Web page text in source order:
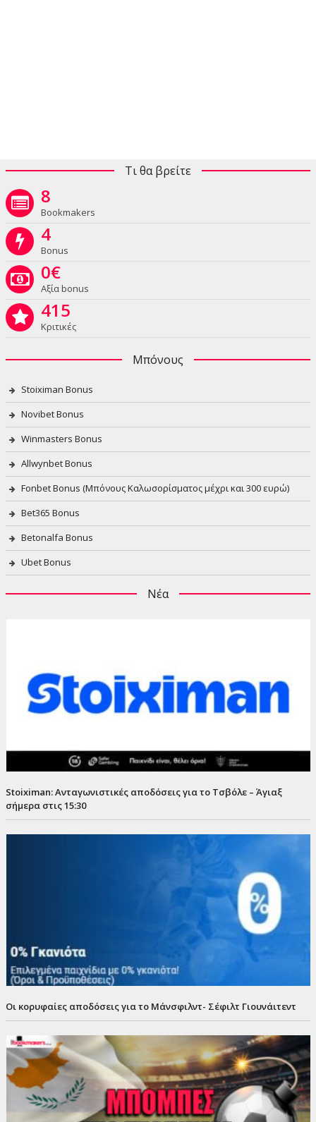
Τι θα βρείτε
8
Bookmakers
4
Bonus
0€
Αξία bonus
415
Κριτικές
Μπόνους
Stoiximan Bonus
Novibet Bonus
Winmasters Bonus
Allwynbet Bonus
Fonbet Bonus (Μπόνους Καλωσορίσματος μέχρι και 300 ευρώ)
Bet365 Bonus
Betonalfa Bonus
Ubet Bonus
Νέα
Stoiximan: Ανταγωνιστικές αποδόσεις για το Τσβόλε – Άγιαξ
σήμερα στις 15:30
Οι κορυφαίες αποδόσεις για το Μάνσφιλντ- Σέφιλτ Γιουνάιτεντ